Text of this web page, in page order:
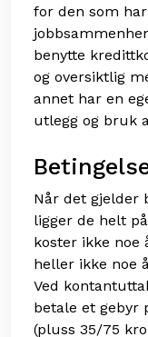
for den som
benytte
og oversiktlig
annet har en
utlegg og bruk
Når det gjelder
ligger de helt
koster ikke noe
heller ikke noe
Ved
betale et gebyr
(pluss 35/75